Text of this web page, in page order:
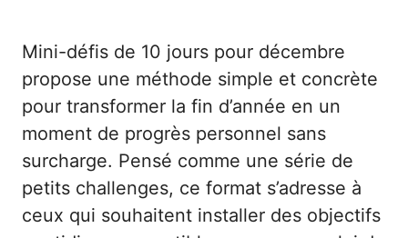
Mini-défis de 10 jours pour décembre
propose une méthode simple et concrète
pour transformer la fin d’année en un
moment de progrès personnel sans
surcharge. Pensé comme une série de
petits challenges, ce format s’adresse à
ceux qui souhaitent installer des objectifs